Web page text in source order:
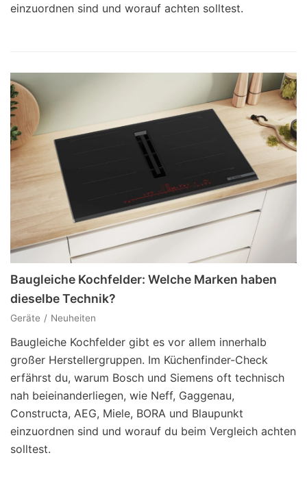
einzuordnen sind und worauf achten solltest.
Baugleiche Kochfelder: Welche Marken haben
dieselbe Technik?
Geräte Neuheiten
Baugleiche Kochfelder gibt es vor allem innerhalb
großer Herstellergruppen. Im Küchenfinder-Check
erfährst du, warum Bosch und Siemens oft technisch
nah beieinanderliegen, wie Neff, Gaggenau,
Constructa, AEG, Miele, BORA und Blaupunkt
einzuordnen sind und worauf du beim Vergleich achten
solltest.